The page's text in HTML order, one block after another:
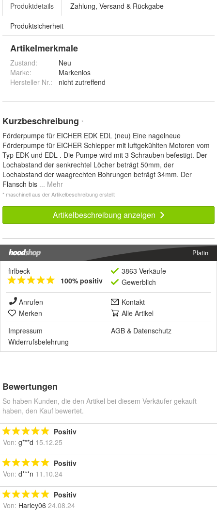
Produktdetails Zahlung, Versand & Rückgabe
Produktsicherheit
Artikelmerkmale
Zustand:
Neu
Marke:
Markenlos
Hersteller Nr.:
nicht zutreffend
Kurzbeschreibung *
Förderpumpe für EICHER EDK EDL (neu) Eine nagelneue
Förderpumpe für EICHER Schlepper mit luftgekühlten Motoren vom
Typ EDK und EDL . Die Pumpe wird mit 3 Schrauben befestigt. Der
Lochabstand der senkrechtel Löcher beträgt 50mm, der
Lochabstand der waagrechten Bohrungen beträgt 34mm. Der
Flansch bis ... Mehr
* maschinell aus der Artikelbeschreibung erstellt
Artikelbeschreibung anzeigen
Platin
firlbeck
100% positiv
3863 Verkäufe
Gewerblich
Anrufen
Kontakt
Merken
Alle Artikel
Impressum
AGB & Datenschutz
Widerrufsbelehrung
Bewertungen
So haben Kunden, die den Artikel bei diesem Verkäufer gekauft
haben, den Kauf bewertet.
Positiv
Von: g***d 15.12.25
Positiv
Von: d***n 11.10.24
Positiv
Von: Harley06 24.08.24